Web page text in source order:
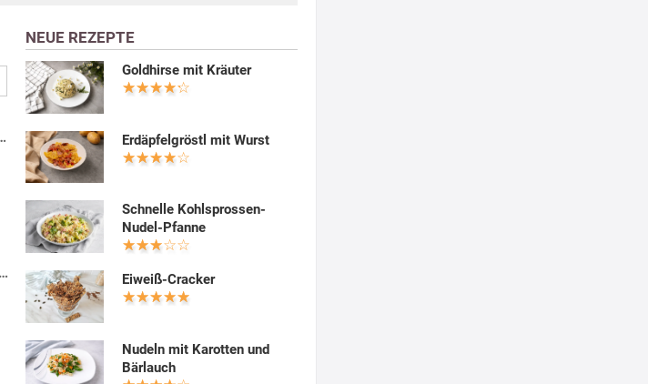
und aromatischen Kräutern
NEUE REZEPTE
Goldhirse mit Kräuter
Erdäpfelgröstl mit Wurst
Schnelle Kohlsprossen-
Nudel-Pfanne
Eiweiß-Cracker
Nudeln mit Karotten und
Bärlauch